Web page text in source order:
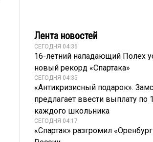
Лента новостей
СЕГОДНЯ 04:36
16-летний нападающий Полех
новый рекорд «Спартака»
СЕГОДНЯ 04:35
«Антикризисный подарок».
предлагает ввести выплату по
каждого школьника
СЕГОДНЯ 04:17
«Спартак» разгромил